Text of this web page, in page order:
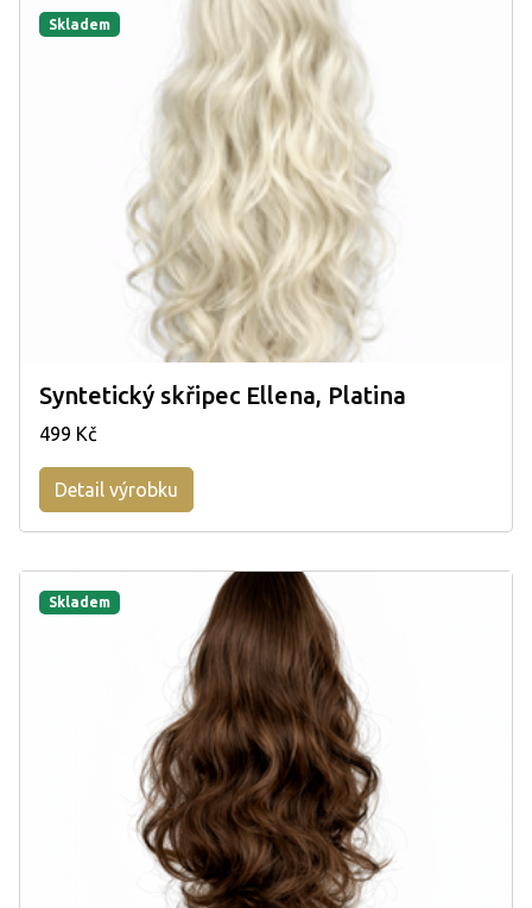
Skladem
Syntetický skřipec Ellena, Platina
499 Kč
Detail výrobku
Skladem